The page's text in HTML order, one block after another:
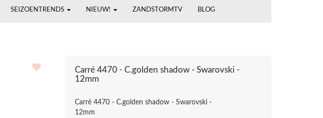
SEIZOENTRENDS NIEUW! ZANDSTORMTV BLOG
Carré 4470 - C.golden shadow - Swarovski -
12mm
Carré 4470 - C.golden shadow - Swarovski -
12mm